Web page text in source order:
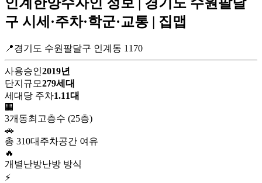
구 시세·주차·학군·교통 | 집맵
📍경기도 수원팔달구 인계동 1170
사용승인2019년
단지규모279세대
세대당 주차1.11대
🏢
3개동최고층수 (25층)
🚗
총 310대 주차공간 여유
🔥
개별난방난방 방식
⚡